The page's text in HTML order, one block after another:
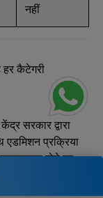
नहीं
हर कैटेगरी
सरकार द्वारा
एडमिशन प्रक्रिया
होने पर